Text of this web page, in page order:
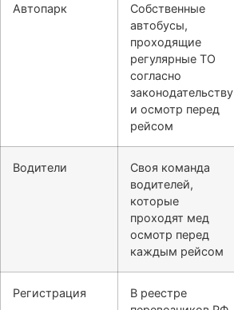
Автопарк
Собственные
автобусы,
проходящие
регулярные ТО
согласно
законодательству
и осмотр перед
рейсом
Водители
Своя команда
водителей,
которые
проходят мед
осмотр перед
каждым рейсом
Регистрация
В реестре